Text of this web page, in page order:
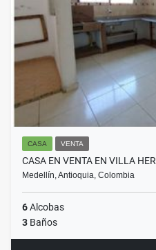
CASA VENTA
CASA EN VENTA EN VILLA
Medellín, Antioquia, Colombia
6Alcobas
3 Baños